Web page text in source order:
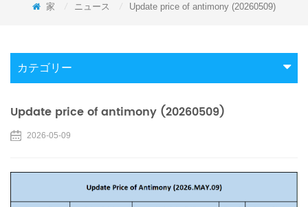
家 ニュース Update price of antimony (20260509)
カテゴリー
Update price of antimony (20260509)
2026-05-09